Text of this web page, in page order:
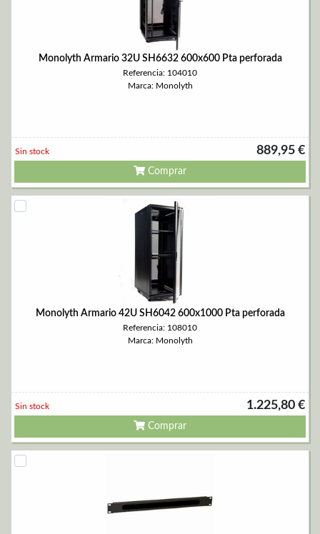
Monolyth Armario 32U SH6632 600x600 Pta perforada
Referencia: 104010
Marca: Monolyth
889,95 €
Sin stock
Comprar
Monolyth Armario 42U SH6042 600x1000 Pta perforada
Referencia: 108010
Marca: Monolyth
1.225,80 €
Sin stock
Comprar